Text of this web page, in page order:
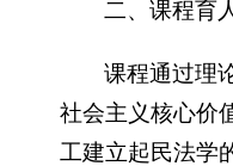
二、课程育
课程通过理
社会主义核心价
工建立起民法学